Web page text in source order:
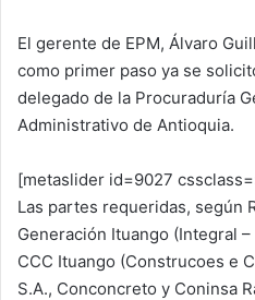
El gerente de EPM, Álvaro
como primer paso ya se
delegado de la Procuraduría
Administrativo de Antioquia.
[metaslider id=9027
Las partes requeridas, según
Generación Ituango (Integral
CCC Ituango (Construcoes e
S.A., Conconcreto y Coninsa